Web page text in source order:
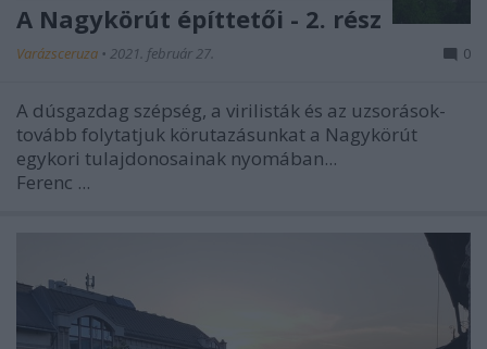
A Nagykörút építtetői - 2. rész
Varázsceruza • 2021. február 27. 0
A dúsgazdag szépség, a virilisták és az uzsorások-
tovább folytatjuk körutazásunkat a Nagykörút
egykori tulajdonosainak nyomában...
Ferenc ...